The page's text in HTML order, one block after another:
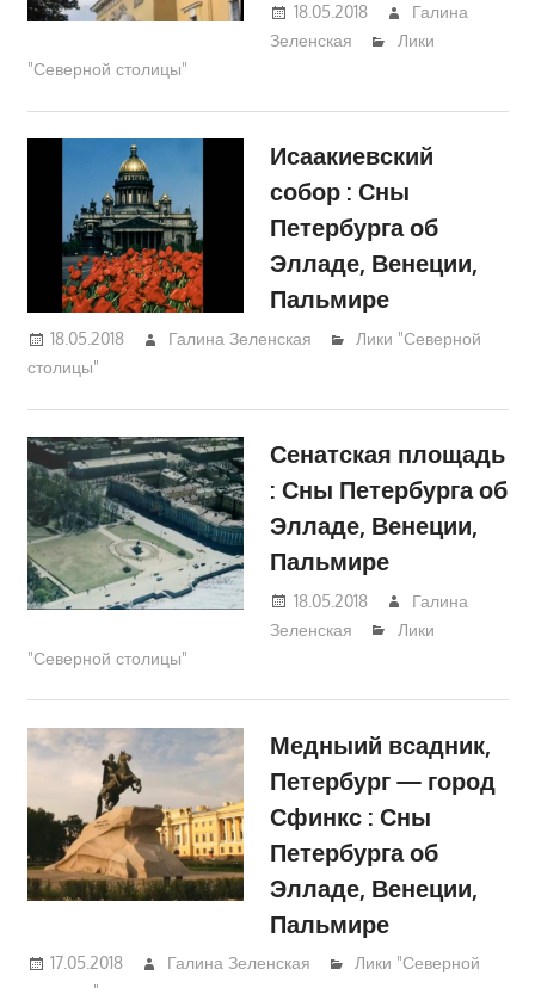
18.05.2018
Галина
Зеленская
Лики
"Северной столицы"
Исаакиевский
собор : Сны
Петербурга об
Элладе, Венеции,
Пальмире
18.05.2018 Галина Зеленская
Лики "Северной
столицы"
Сенатская площадь
: Сны Петербурга об
Элладе, Венеции,
Пальмире
18.05.2018
Галина
Зеленская
Лики
"Северной столицы"
Медныий всадник,
Петербург — город
Сфинкс : Сны
Петербурга об
Элладе, Венеции,
Пальмире
17.05.2018 Галина Зеленская
Лики "Северной